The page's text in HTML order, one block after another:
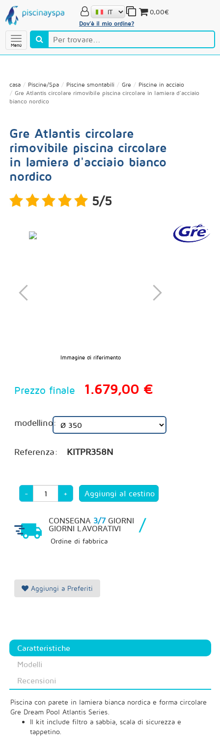
Menú
Dov'è il mio ordine?
0,00€
casa Piscine/Spa Piscine smontabili Gre
Piscine in acciaio
Gre Atlantis circolare rimovibile piscina circolare in lamiera d'acciaio
bianco nordico
Gre Atlantis circolare
rimovibile piscina circolare
in lamiera d'acciaio bianco
nordico
5/5
Immagine di riferimento
Prezzo finale 1.679,00 €
modellino:
Referenza: KITPR358N
- +
CONSEGNA 3/7GIORNI
GIORNI LAVORATIVI
/
Ordine di fabbrica
Aggiungi a Preferiti
Caratteristiche
Modelli
Recensioni
Piscina con parete in lamiera bianca nordica e forma circolare
Gre Dream Pool Atlantis Series.
Il kit include filtro a sabbia, scala di sicurezza e
tappetino.